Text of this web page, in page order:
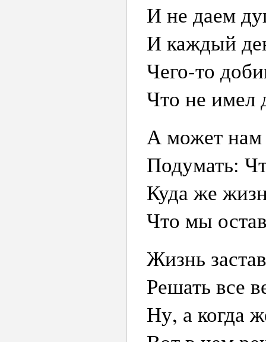
И не даем
И каждый
Чего-то
Что не имел
А может нам
Подумать:
Куда же
Что мы
Жизнь
Решать все
Ну, а когда